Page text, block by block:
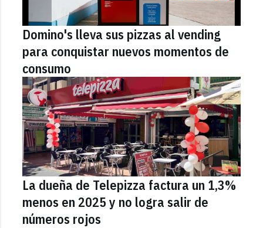
Domino's lleva sus pizzas al vending
para conquistar nuevos momentos de
consumo
La dueña de Telepizza factura un 1,3%
menos en 2025 y no logra salir de
números rojos